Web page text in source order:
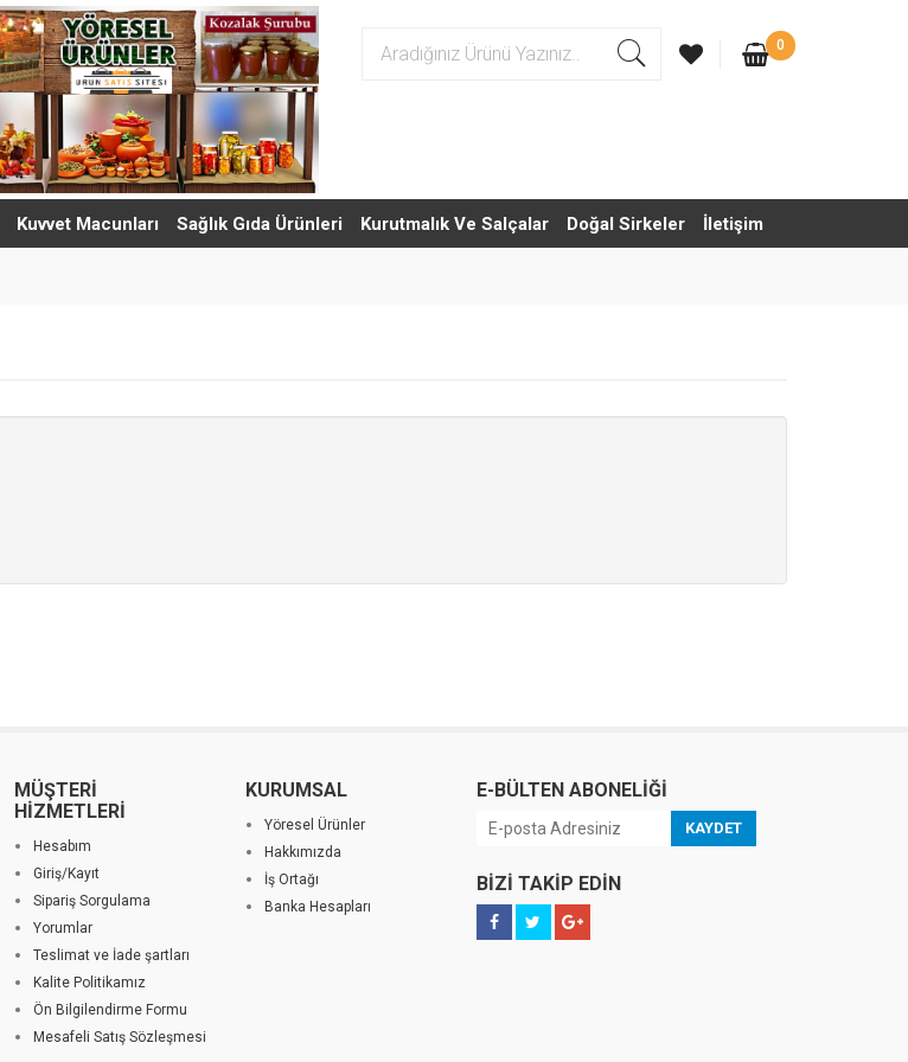
0
Kuvvet Macunları Sağlık Gıda Ürünleri Kurutmalık Ve Salçalar Doğal Sirkeler İletişim
MÜŞTERİ
HİZMETLERİ
Hesabım
Giriş/Kayıt
Sipariş Sorgulama
Yorumlar
Teslimat ve İade şartları
Kalite Politikamız
Ön Bilgilendirme Formu
Mesafeli Satış Sözleşmesi
KURUMSAL
Yöresel Ürünler
Hakkımızda
İş Ortağı
Banka Hesapları
E-BÜLTEN ABONELİĞİ
KAYDET
BİZİ TAKİP EDİN